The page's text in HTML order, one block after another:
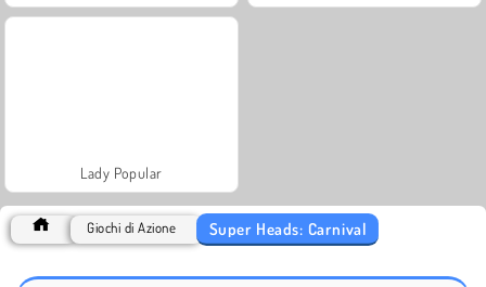
Lady Popular
Giochi di Azione Super Heads: Carnival